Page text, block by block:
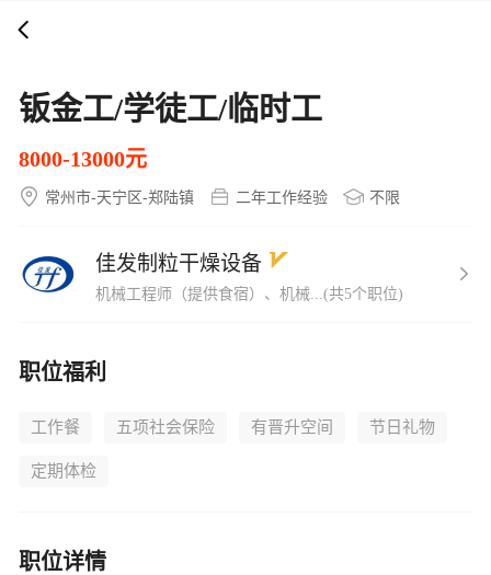
钣金工/学徒工/临时工
8000-13000元
常州市-天宁区-郑陆镇 二年工作经验 不限
佳发制粒干燥设备
机械工程师（提供食宿）、机械...(共5个职位)
职位福利
工作餐 五项社会保险 有晋升空间 节日礼物
定期体检
职位详情